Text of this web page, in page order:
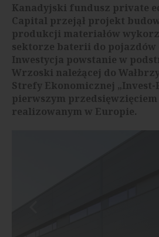
Kanadyjski fundusz private
Capital przejął projekt
produkcji materiałów
sektorze baterii do
Inwestycja powstanie w
Wrzoski należącej do
Strefy Ekonomicznej „Invest-
pierwszym
realizowanym w Europie.